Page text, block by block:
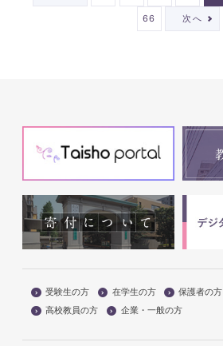
66 次へ
受験生の方 在学生の方 保護者の方
高校教員の方
企業・一般の方